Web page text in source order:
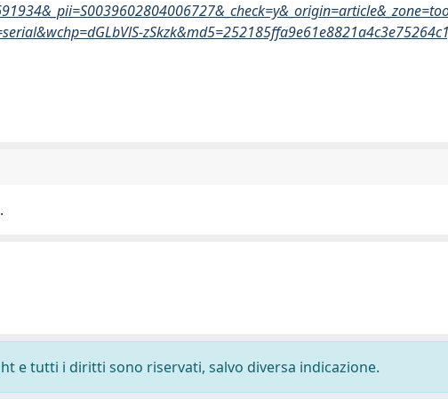
e tutti i diritti sono riservati, salvo diversa indicazione.